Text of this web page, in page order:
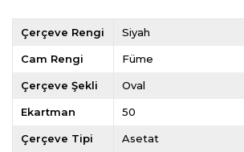
Çerçeve Rengi Siyah
Cam Rengi Füme
Çerçeve Şekli Oval
Ekartman 50
Çerçeve Tipi Asetat